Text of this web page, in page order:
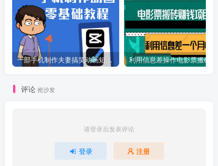
一部手机制作夫妻搞笑动画短视频教程，零基础也能快速上手
评论 抢沙发
请登录后发表评论
登录 注册